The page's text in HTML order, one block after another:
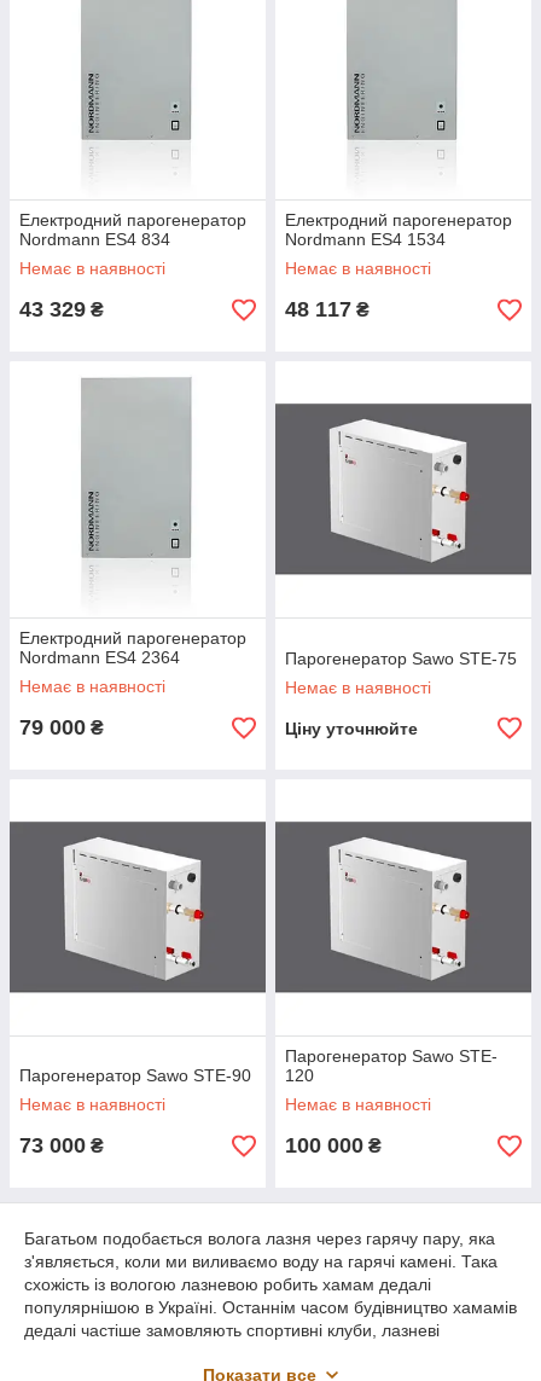
Електродний парогенератор
Nordmann ES4 834
Немає в наявності
43 329 ₴
Електродний парогенератор
Nordmann ES4 1534
Немає в наявності
48 117 ₴
Електродний парогенератор
Nordmann ES4 2364
Немає в наявності
79 000 ₴
Парогенератор Sawo STE-75
Немає в наявності
Ціну уточнюйте
Парогенератор Sawo STE-90
Немає в наявності
73 000 ₴
Парогенератор Sawo STE-
120
Немає в наявності
100 000 ₴
Багатьом подобається волога лазня через гарячу пару, яка
з'являється, коли ми виливаємо воду на гарячі камені. Така
схожість із вологою лазневою робить хамам дедалі
популярнішою в Україні. Останнім часом будівництво хамамів
дедалі частіше замовляють спортивні клуби, лазневі
Показати все